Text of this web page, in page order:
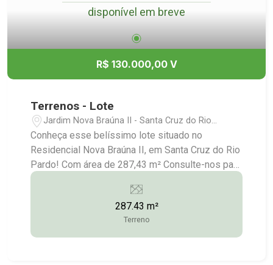
disponível em breve
R$ 130.000,00 V
Terrenos - Lote
Jardim Nova Braúna II - Santa Cruz do Rio
Pardo/SP
Conheça esse belíssimo lote situado no
Residencial Nova Braúna II, em Santa Cruz do Rio
Pardo! Com área de 287,43 m² Consulte-nos para
maiores informações: (14) 3372-2528 / (14)
287.43 m²
Terreno